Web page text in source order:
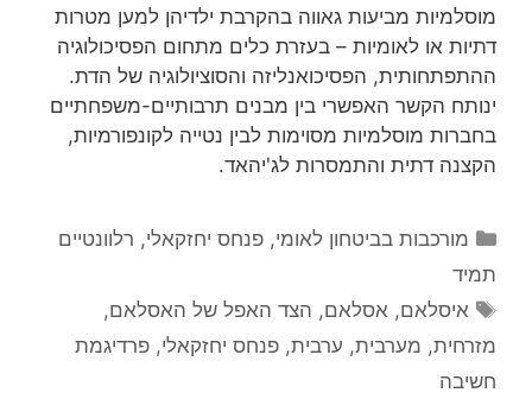
מוסלמיות מביעות גאווה בהקרבת ילדיהן למען מטרות
דתיות או לאומיות – בעזרת כלים מתחום הפסיכולוגיה
ההתפתחותית, הפסיכואנליזה והסוציולוגיה של הדת.
ינותח הקשר האפשרי בין מבנים תרבותיים-משפחתיים
בחברות מוסלמיות מסוימות לבין נטייה לקונפורמיות,
הקצנה דתית והתמסרות לג'יהאד.
קטגוריות
מורכבות בביטחון לאומי,פנחס יחזקאלי, רלוונטיים
תמיד
תגיות
איסלאם, אסלאם, הצד האפל של האסלאם,
מזרחית, מערבית, ערבית, פנחס יחזקאלי, פרדיגמת
חשיבה